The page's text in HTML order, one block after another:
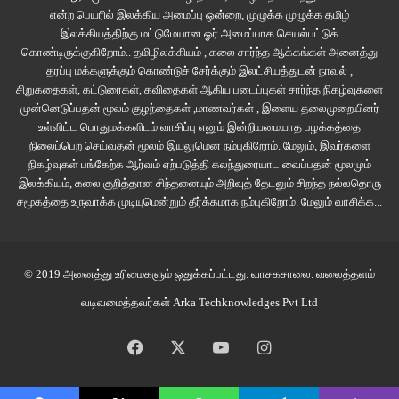
பரிசோதித்த அம்மாயி ‘பொட்டக்குட்டியாட்டந்தான் தெரீது’ என்றார்.
அப்புச்சியாலும் உறுதியாகச் சொல்ல முடியவில்லை.
‘இன்னங் கொஞ்சம் பெருசானாத்தான் கண்டுபுடிக்க முடியும். மல்லும் போது
பாத்தாத் தெரியும். கடுவனா இருந்தா அடியில இருந்து மல்லும். பொட்டையா
இருந்தா வாலுக்கடியில இருந்து மல்லும்’ என்றார் அவர்.
எல்லோரும் பார்க்கப் பூனை மல்லாது; ஆய் போகாது. தனியிடம் தேடிப் போய்
மண்ணைப் பறித்து இருந்துவிட்டு பிறகு மண் தள்ளி மூடிவிட்டுத்தான் வரும்.
இந்தக் குட்டியும் அப்படி ரொம்பத் தூரம் போகுமா? குட்டியைப் பின்தொடர்ந்து
‘கடுவனா இருந்தாலுஞ் செரி, பொட்டையா இருந்தாலுஞ் செரி, சுட்கினே
கூப்படலாம்’ என்று பெயரை உறுதிப்படுத்தினாள் மலர். தான் வைத்த பெயரைத்
ஏற்றுக்கொள்ள முடிவு செய்தான். ‘என்னன்னாலும் சுட்கி அல்லக்கை தான?
என்ற பெயரில் இலக்கிய அமைப்பு ஒன்றை, முழுக்க முழுக்க தமிழ்
இலக்கியத்திற்கு மட்டுமேயான ஓர் அமைப்பாக செயல்பட்டுக்
கொண்டிருக்குகிறோம்.. தமிழிலக்கியம் , கலை சார்ந்த ஆக்கங்கள் அனைத்து
தரப்பு மக்களுக்கும் கொண்டுச் சேர்க்கும் இலட்சியத்துடன் நாவல் ,
சிறுகதைகள், கட்டுரைகள், கவிதைகள் ஆகிய படைப்புகள் சார்ந்த நிகழ்வுகளை
முன்னெடுப்பதன் மூலம் குழந்தைகள் ,மாணவர்கள் , இளைய தலைமுறையினர்
உள்ளிட்ட பொதுமக்களிடம் வாசிப்பு எனும் இன்றியமையாத பழக்கத்தை
நிலைப்பெற செய்வதன் மூலம் இயலுமென நம்புகிறோம். மேலும், இவர்களை
நிகழ்வுகள் பங்கேற்க ஆர்வம் ஏற்படுத்தி கலந்துரையாட வைப்பதன் மூலமும்
இலக்கியம், கலை குறித்தான சிந்தனையும் அறிவுத் தேடலும் சிறந்த நல்லதொரு
சமூகத்தை உருவாக்க முடியுமென்றும் தீர்க்கமாக நம்புகிறோம். மேலும் வாசிக்க...
© 2019 அனைத்து உரிமைகளும் ஒதுக்கப்பட்டது. வாசகசாலை. வலைத்தளம்
வடிவமைத்தவர்கள் Arka Techknowledges Pvt Ltd
Facebook YouTubeInstagram